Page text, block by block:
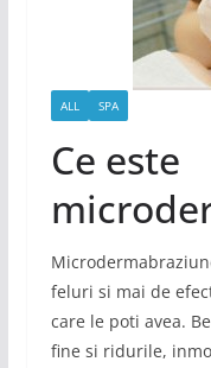
ALL SPA
Ce este
feluri si mai de
care le poti avea.
fine si ridurile,